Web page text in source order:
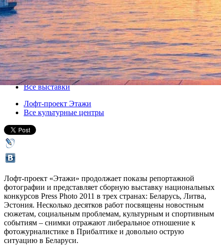
Press Photo 2011: Беларусь,
Литва, Эстония
29 сентября 2011, четверг-24 октября 2011, понедельник
Версия для печати
Все выставки
Лофт-проект Этажи
Все культурные центры
Лофт-проект «Этажи» продолжает показы репортажной
фотографии и представляет сборную выставку национальных
конкурсов Press Photo 2011 в трех странах: Беларусь, Литва,
Эстония. Несколько десятков работ посвящены новостным
сюжетам, социальным проблемам, культурным и спортивным
событиям – снимки отражают либеральное отношение к
фотожурналистике в Прибалтике и довольно острую
ситуацию в Беларуси.